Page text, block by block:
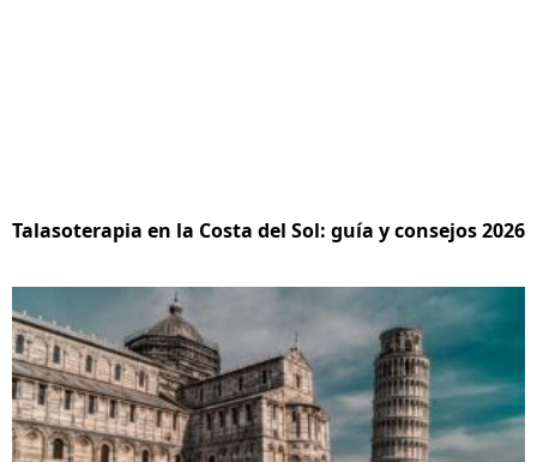
Talasoterapia en la Costa del Sol: guía y consejos 2026